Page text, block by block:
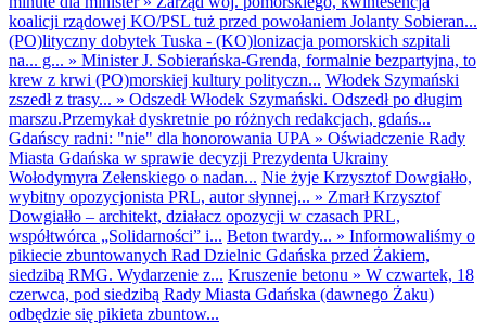
koalicji rządowej KO/PSL tuż przed powołaniem Jolanty Sobieran...
(PO)lityczny dobytek Tuska - (KO)lonizacja pomorskich szpitali
na... g... » Minister J. Sobierańska-Grenda, formalnie bezpartyjna, to
krew z krwi (PO)morskiej kultury polityczn... Włodek Szymański
zszedł z trasy... » Odszedł Włodek Szymański. Odszedł po długim
marszu.Przemykał dyskretnie po różnych redakcjach, gdańs...
Gdańscy radni: "nie" dla honorowania UPA » Oświadczenie Rady
Miasta Gdańska w sprawie decyzji Prezydenta Ukrainy
Wołodymyra Zełenskiego o nadan... Nie żyje Krzysztof Dowgiałło,
wybitny opozycjonista PRL, autor słynnej... » Zmarł Krzysztof
Dowgiałło – architekt, działacz opozycji w czasach PRL,
współtwórca „Solidarności” i... Beton twardy... » Informowaliśmy o
pikiecie zbuntowanych Rad Dzielnic Gdańska przed Żakiem,
siedzibą RMG. Wydarzenie z... Kruszenie betonu » W czwartek, 18
czerwca, pod siedzibą Rady Miasta Gdańska (dawnego Żaku)
odbędzie się pikieta zbuntow...